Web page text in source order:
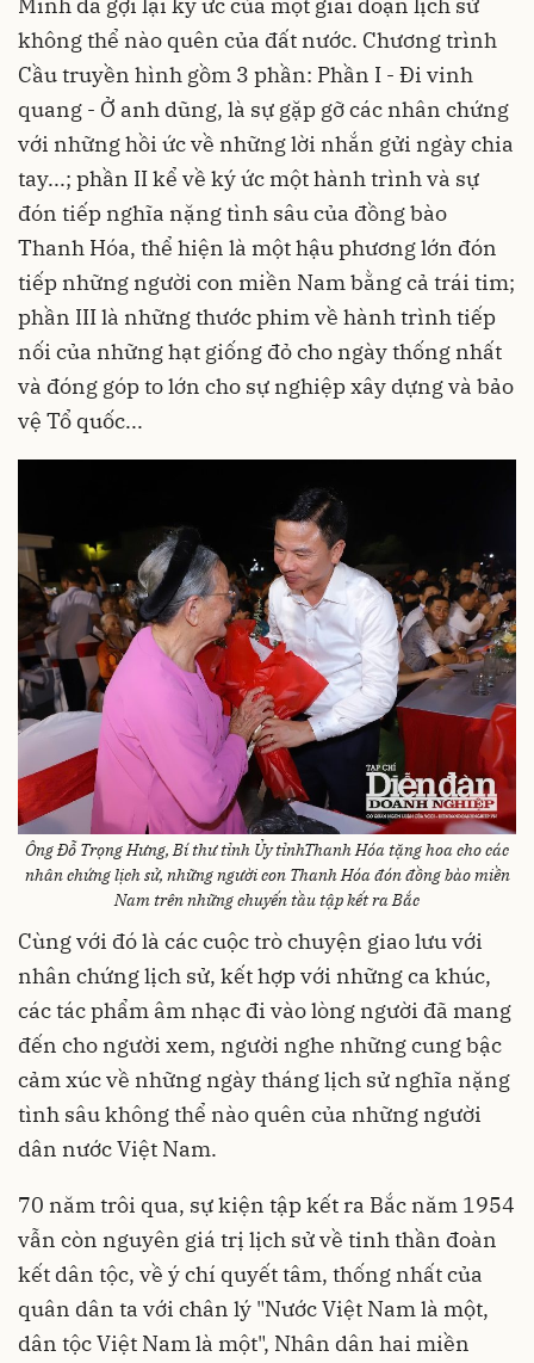
không thể nào quên của đất nước. Chương trình
Cầu truyền hình gồm 3 phần: Phần I - Đi vinh
quang - Ở anh dũng, là sự gặp gỡ các nhân chứng
với những hồi ức về những lời nhắn gửi ngày chia
tay...; phần II kể về ký ức một hành trình và sự
đón tiếp nghĩa nặng tình sâu của đồng bào
Thanh Hóa, thể hiện là một hậu phương lớn đón
tiếp những người con miền Nam bằng cả trái tim;
phần III là những thước phim về hành trình tiếp
nối của những hạt giống đỏ cho ngày thống nhất
và đóng góp to lớn cho sự nghiệp xây dựng và bảo
vệ Tổ quốc...
ÔngĐỗ Trọng Hưng, Bí thư tỉnh Ủy tỉnhThanh Hóa tặng hoa cho các
nhân chứng lịch sử, những người con Thanh Hóa đón đồng bào miền
Nam trên những chuyến tầu tập kết ra Bắc
Cùng với đó là các cuộc trò chuyện giao lưu với
nhân chứng lịch sử, kết hợp với những ca khúc,
các tác phẩm âm nhạc đi vào lòng người đã mang
đến cho người xem, người nghe những cung bậc
cảm xúc về những ngày tháng lịch sử nghĩa nặng
tình sâu không thể nào quên của những người
dân nước Việt Nam.
70 năm trôi qua, sự kiện tập kết ra Bắc năm 1954
vẫn còn nguyên giá trị lịch sử về tinh thần đoàn
kết dân tộc, về ý chí quyết tâm, thống nhất của
quân dân ta với chân lý "Nước Việt Nam là một,
dân tộc Việt Nam là một", Nhân dân hai miền